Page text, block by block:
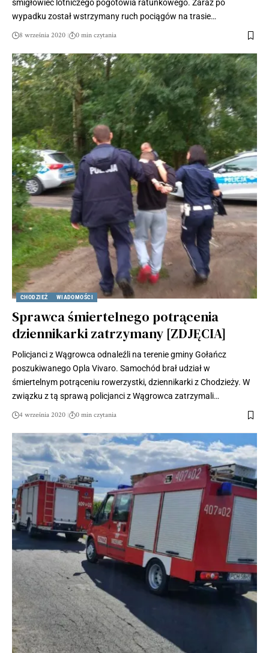
śmigłowiec lotniczego pogotowia ratunkowego. Zaraz po
wypadku został wstrzymany ruch pociągów na trasie…
8 września 2020 0 min czytania
CHODZIEŻ WIADOMOŚCI
Sprawca śmiertelnego potrącenia
dziennikarki zatrzymany [ZDJĘCIA]
Policjanci z Wągrowca odnaleźli na terenie gminy Gołańcz
poszukiwanego Opla Vivaro. Samochód brał udział w
śmiertelnym potrąceniu rowerzystki, dziennikarki z Chodzieży. W
związku z tą sprawą policjanci z Wągrowca zatrzymali…
4 września 2020 0 min czytania